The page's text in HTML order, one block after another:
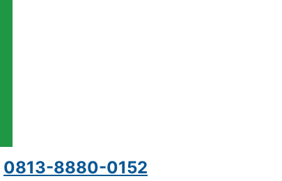
0813-8880-0152